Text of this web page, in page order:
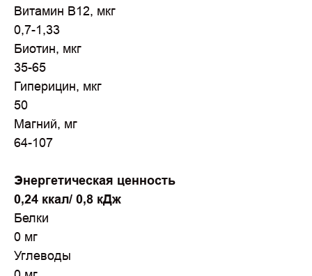
Витамин В12, мкг
0,7-1,33
Биотин, мкг
35-65
Гиперицин, мкг
50
Магний, мг
64-107
Энергетическая ценность
0,24 ккал/ 0,8 кДж
Белки
0 мг
Углеводы